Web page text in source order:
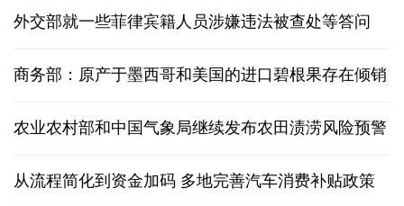
外交部就一些菲律宾籍人员涉嫌违法被查处等答问
商务部：原产于墨西哥和美国的进口碧根果存在倾销
农业农村部和中国气象局继续发布农田渍涝风险预警
从流程简化到资金加码 多地完善汽车消费补贴政策